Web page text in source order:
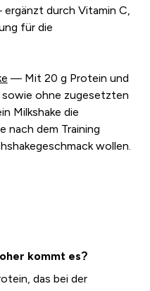
durch Vitamin C,
für die
— Mit 20 g Protein und
sowie ohne zugesetzten
Milkshake die
nach dem Training
wollen.
kommt es?
das bei der